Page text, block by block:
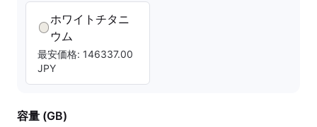
ホワイトチタニ
ウム
最安価格: 146337.00
JPY
容量 (GB)